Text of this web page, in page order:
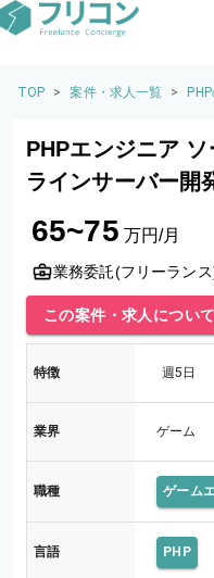
TOP > 案件・求人一覧 >
PHPエンジニア
ラインサーバー開
65~75 万円/月
業務委託(フリーラン
この案件・求人につい
特徴 週5日
業界 ゲーム
職種 ゲーム
言語 PHP